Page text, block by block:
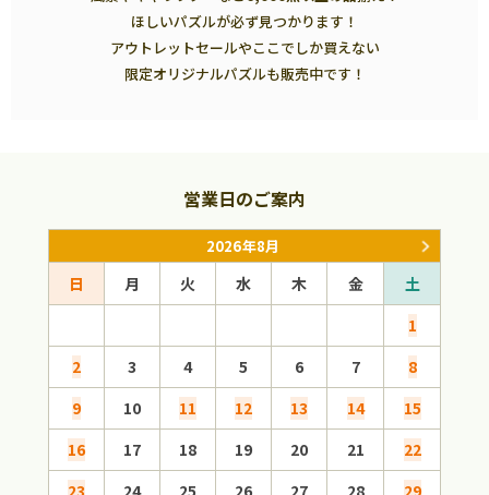
ほしいパズルが必ず見つかります！
アウトレットセールやここでしか買えない
限定オリジナルパズルも販売中です！
営業日のご案内
2026年8月
日 月 火 水 木 金
土
1
2
3 4 5 6 7
8
9
10 11 12 13 14
15
16
17 18 19 20 21
22